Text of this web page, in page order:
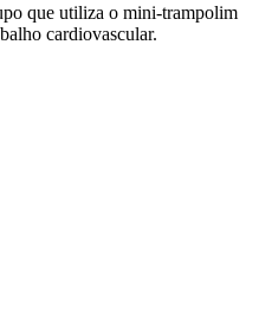
que utiliza o mini-trampolim
cardiovascular.